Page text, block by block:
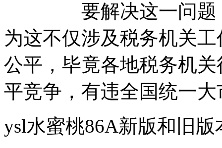
要解决这一问题，
为这不仅涉及税务机关
公平，毕竟各地税务机
平竞争，有违全国统一
ysl水蜜桃86A新版和